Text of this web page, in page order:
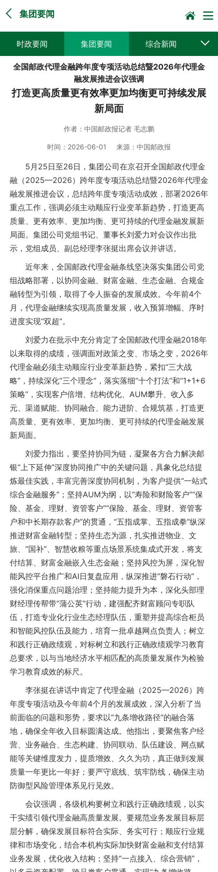
集团要闻
时政要闻 集团要闻 综合新闻
媒体聚焦 党建动态 普遍服务
科技创新 企业文化 一线风采
全国邮政代理金融跨年度专项活动总结暨2026年代理金
融发展推进会议强调
打造更高质量更有效率更加均衡更可持续发展
新局面
作者： 中国邮政报记者 毛志鹏
时间： 2026-06-01 来源： 中国邮政报
5月25日至26日，集团公司在京召开全国邮政代理金
融（2025—2026）跨年度专项活动总结暨2026年代理金
融发展推进会议，总结跨年度专项活动成效，部署2026年
重点工作，强调必须主动顺应行业变革新趋势，打造更高
质量、更有效率、更加均衡、更可持续的代理金融发展新
局面。集团公司党组书记、董事长刘爱力对会议作出批
示，党组成员、副总经理李张挺出席会议并讲话。
近年来，全国邮政代理金融条线坚决落实集团公司党
组战略部署，以协同金融、财富金融、生态金融、合规金
融转型为引领，取得了令人振奋的发展成效。今年前4个
月，代理金融继续实现高质量发展，收入预算增幅、序时
进度实现“双超”。
刘爱力在批示中充分肯定了全国邮政代理金融2018年
以来取得的成绩，强调面对政策之变、市场之变，2026年
代理金融必须主动顺应行业变革新趋势，紧扣“三大战
略”，持续深化“三个理念”，落实落细“十个打法”和“1+1+6
策略”，实现客户倍增、结构优化、AUM攀升、收入多
元、渠道赋能、协同融合、能力进阶、合规筑基，打造更
高质量、更有效率、更加均衡、更可持续的代理金融发展
新局面。
刘爱力指出，要坚持协同为链，凝聚各方合力解决邮
银“上下延伸”深度协同推广中的关键问题，具象化总结提
炼最佳实践，丰富完善深度协同机制，为客户提供“一站式
综合金融服务”；坚持AUM为纲，以“寿险和财险客户”“保
险、基金、理财、资管客户”“保险、基金、理财、资管客
户和中长期存款客户”的贯通，“五指成掌、五指成拳”纵深
推进财富金融转型；坚持生态为源，扎实推进物业、文
旅、“国补”、智慧收粮等重点场景系统集成式开发，将支
付结算、财富金融嵌入生态金融；坚持风控为屏，深化智
能风控平台推广和AI日复盘应用，纵深推进“磐石行动”，
强化消保重点问题治理；坚持能力提升为本，深化头部理
财经理传帮带“蒲公英”行动，建强配齐财富顾问专职队
伍，打造专业化行业生态经理队伍，重塑并提高综合柜员
和智能风控队伍及能力，培育一批卓越网点负责人；树立
和践行正确政绩观，对标树立和践行正确政绩观学习教育
总要求，以与当地经济水平相匹配的高质量发展作为检验
学习教育成效的标尺。
李张挺在讲话中肯定了代理金融（2025—2026）跨
年度专项活动及今年前4个月的发展成效，深入分析了当
前面临的问题和形势，要求以“九条增收路径”的融合落
地，确保全年收入目标圆满达成。他指出，要聚焦客户经
营、业务融合、生态构建、协同联动、队伍建设、网点赋
能等关键维度发力，提质增效、久久为功，真正做到发展
质量一年更比一年好；要严守底线、筑牢防线，确保主动
防御型风险管理体系见行见效。
会议强调，各级机构要树立和践行正确政绩观，以实
干实绩引领代理金融高质量发展。要规范业务发展目标层
层分解，确保发展目标符合实际、务实可行；顺应行业规
律和市场变化，结合本机构实际加快财富金融和支付结算
业务发展，优化收入结构；坚持“一点接入、综合营销”，